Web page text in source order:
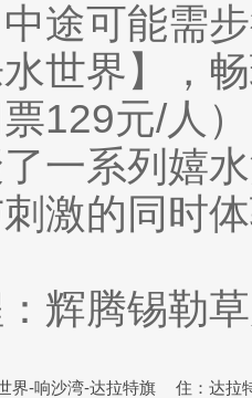
途可能需
世界】，
129元/人
一系列嬉
激的同时
辉腾锡勒
界-响沙湾-达拉特旗 住：达拉